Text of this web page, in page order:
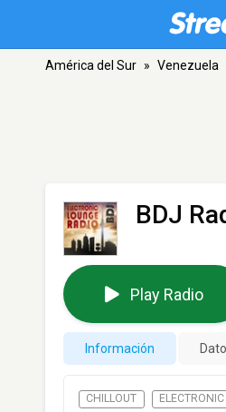
América del Sur » Venezuela
BDJ
Play Radio
Información
CHILLOUT ELECTRONIC